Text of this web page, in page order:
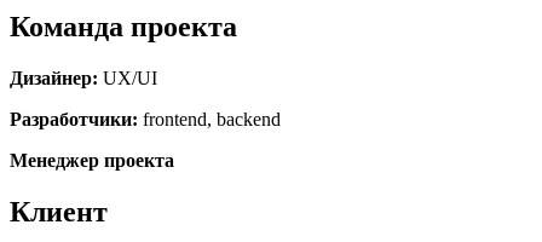
Команда проекта
Дизайнер: UX/UI
Разработчики: frontend, backend
Менеджер проекта
Клиент